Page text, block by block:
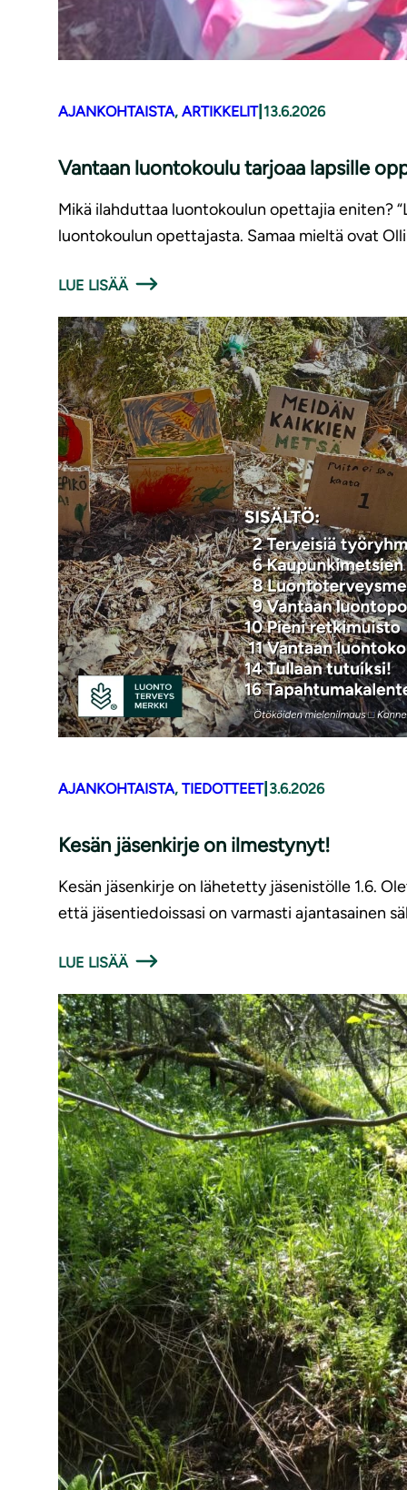
AJANKOHTAISTA, ARTIKKELIT| 13.6.2026
Vantaan luontokoulu tarjoaa lapsille
Mikä ilahduttaa luontokoulun opettajia eniten?
luontokoulun opettajasta. Samaa mieltä ovat
LUE LISÄÄ
AJANKOHTAISTA, TIEDOTTEET| 3.6.2026
Kesän jäsenkirje on ilmestynyt!
Kesän jäsenkirje on lähetetty jäsenistölle 1.6.
että jäsentiedoissasi on varmasti ajantasainen
LUE LISÄÄ